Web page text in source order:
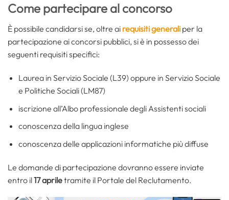
Come partecipare al concorso
È possibile candidarsi se, oltre ai requisiti generali per la
partecipazione ai concorsi pubblici, si è in possesso dei
seguenti requisiti specifici:
Laurea in Servizio Sociale (L39) oppure in Servizio Sociale
e Politiche Sociali (LM87)
iscrizione all’Albo professionale degli Assistenti sociali
conoscenza della lingua inglese
conoscenza delle applicazioni informatiche più diffuse
Le domande di partecipazione dovranno essere inviate
entro il17 apriletramite il Portale del Reclutamento.